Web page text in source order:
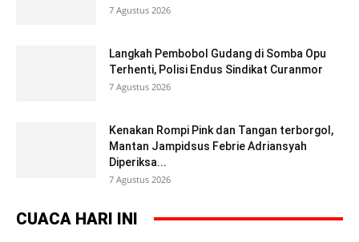
7 Agustus 2026
Langkah Pembobol Gudang di Somba Opu
Terhenti, Polisi Endus Sindikat Curanmor
7 Agustus 2026
Kenakan Rompi Pink dan Tangan terborgol,
Mantan Jampidsus Febrie Adriansyah
Diperiksa...
7 Agustus 2026
CUACA HARI INI